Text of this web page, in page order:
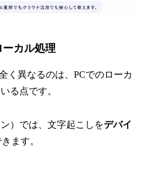
カル処理
く異なるのは、PCでのローカ
る点です。
）では、文字起こしをデバイ
ます。